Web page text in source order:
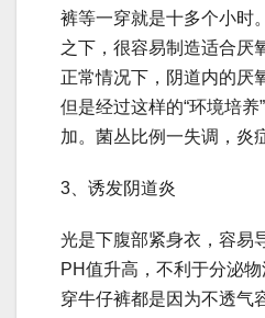
裤等一穿就是十多个小时
之下，很容易制造适合厌
正常情况下，阴道内的厌
但是经过这样的“环境培
加。菌丛比例一失调，炎
3、诱发阴道炎
光是下腹部紧身衣，容易
PH值升高，不利于分泌物
穿牛仔裤都是因为不透气